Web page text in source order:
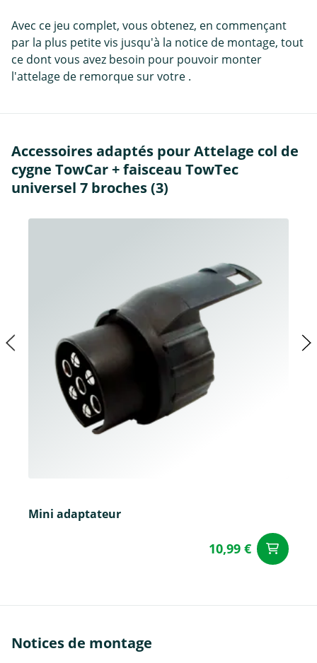
Avec ce jeu complet, vous obtenez, en commençant
par la plus petite vis jusqu'à la notice de montage, tout
ce dont vous avez besoin pour pouvoir monter
l'attelage de remorque sur votre .
Accessoires adaptés pour Attelage col de
cygne TowCar + faisceau TowTec
universel 7 broches (3)
Mini adaptateur
10,99 €
Notices de montage